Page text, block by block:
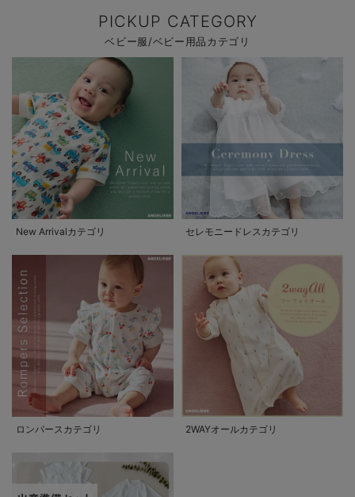
PICKUP CATEGORY
ベビー服/ベビー用品カテゴリ
New Arrivalカテゴリ セレモニードレスカテゴリ
ロンパースカテゴリ 2WAYオールカテゴリ